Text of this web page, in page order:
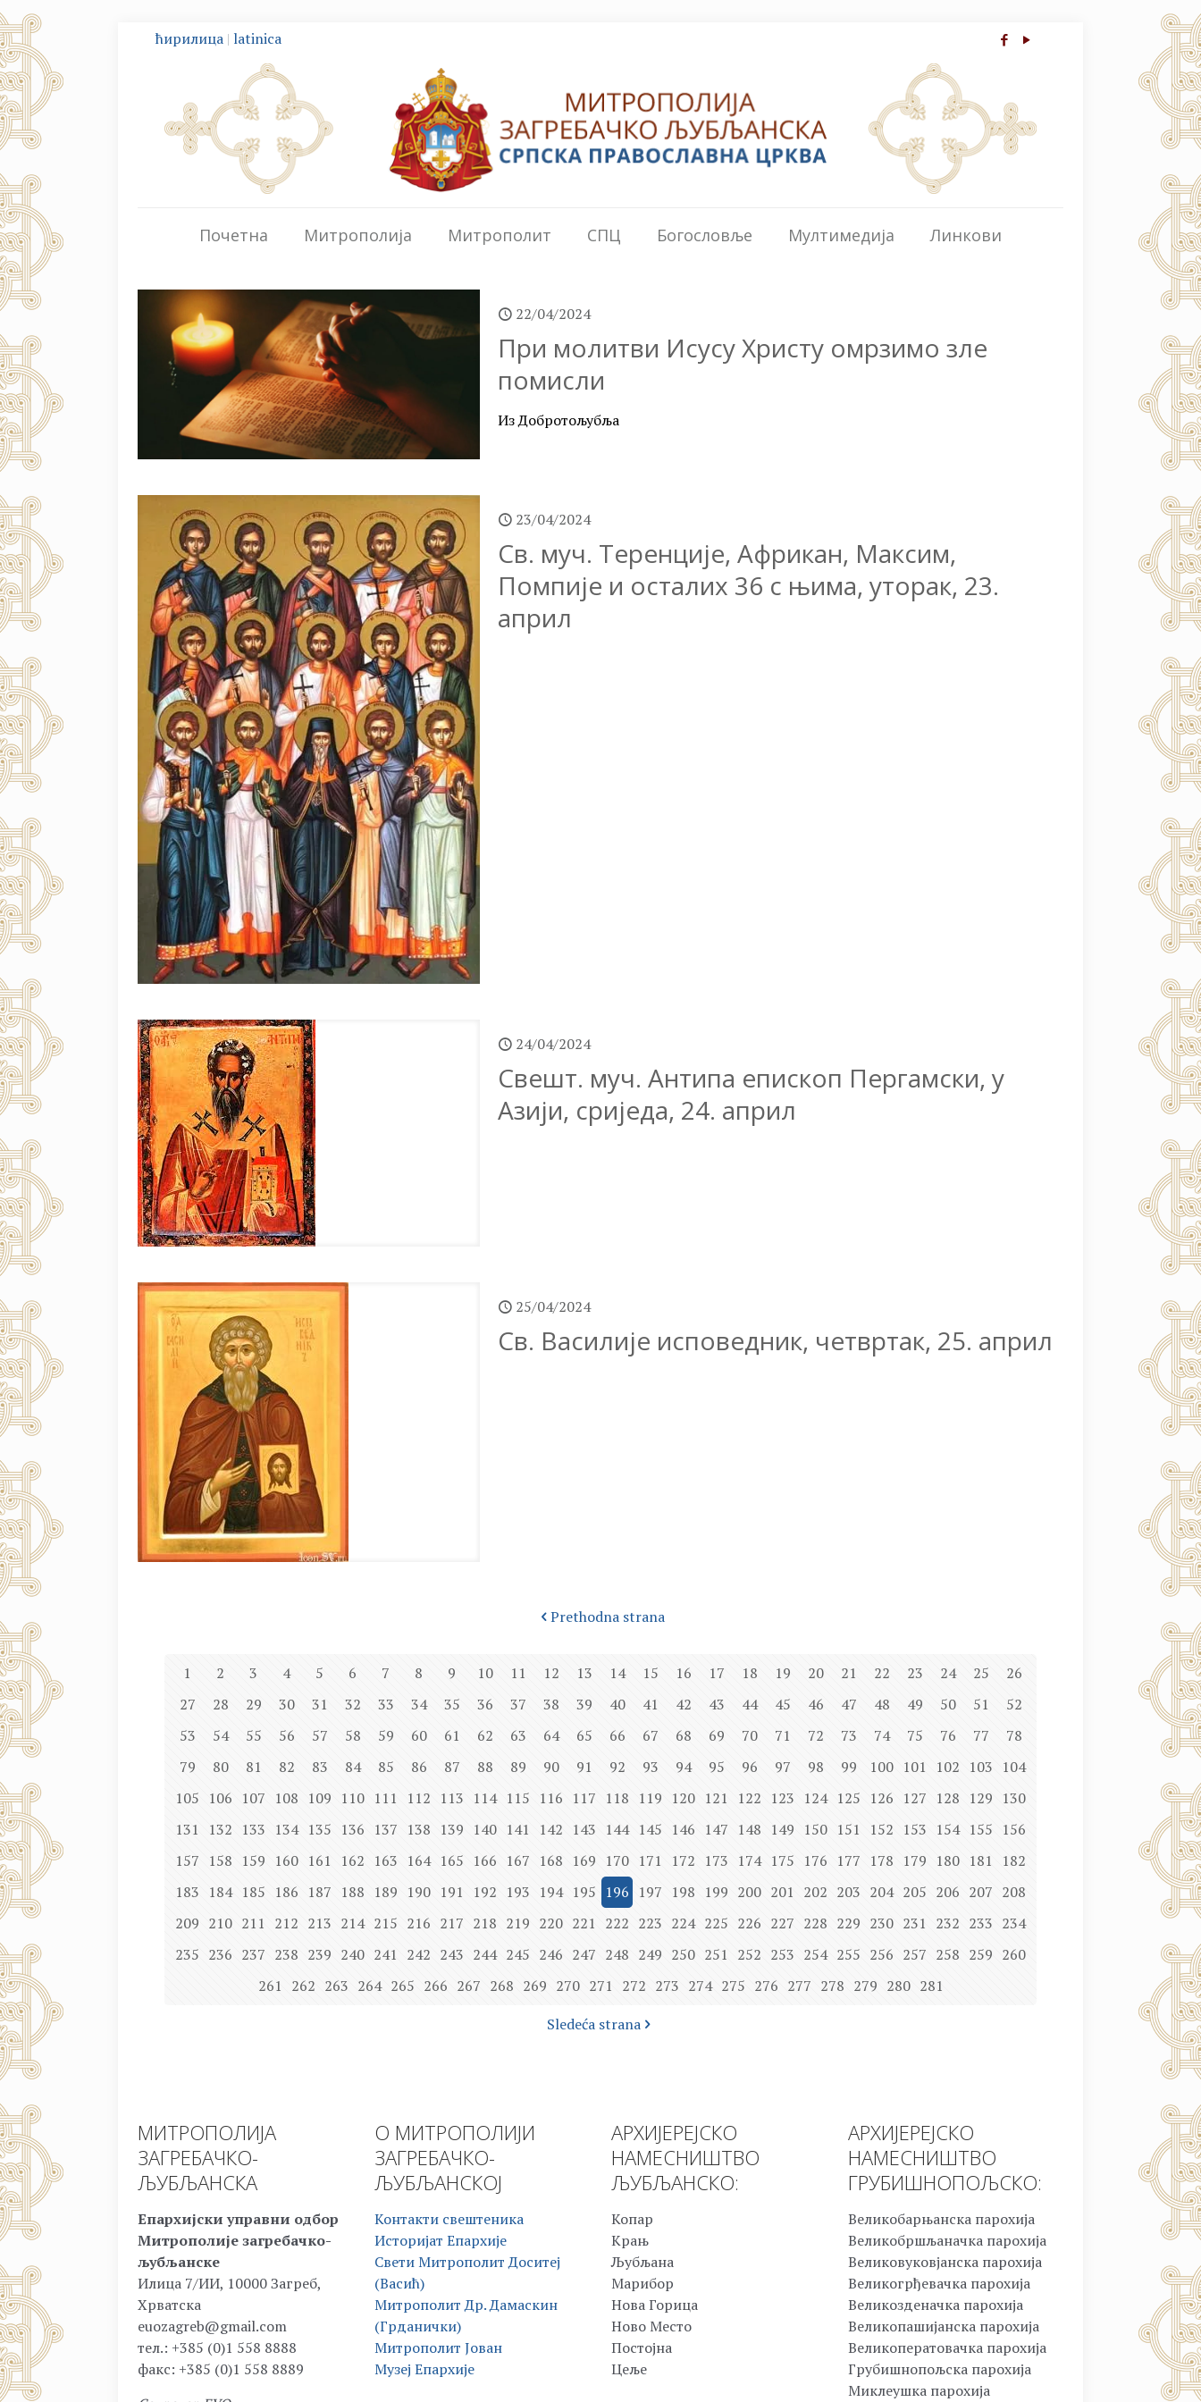
ћирилица | latinica
Почетна Митрополија Митрополит СПЦ Богословље Мултимедија Линкови
22/04/2024
При молитви Исусу Христу омрзимо зле
помисли
Из Добротољубља
23/04/2024
Св. муч. Теренције, Африкан, Максим,
Помпије и осталих 36 с њима, уторак, 23.
април
24/04/2024
Свешт. муч. Антипа епископ Пергамски, у
Азији, сриједа, 24. април
25/04/2024
Св. Василије исповедник, четвртак, 25. април
Prethodna strana
1 2 3 4 5 6 7 8 9 10 11 12 13 14 15 16 17 18 19 20 21 22 23 24 25
26
27
28 29 30 31 32 33 34 35 36 37 38 39 40 41 42 43 44 45 46 47 48 49 50 51
52
53
54 55 56 57 58 59 60 61 62 63 64 65 66 67 68 69 70 71 72 73 74 75 76 77
78
79
80 81 82 83 84 85 86 87 88 89 90 91 92 93 94 95 96 97 98 99 100 101 102 103 104
105 106 107 108 109 110 111 112 113 114 115 116 117 118 119 120 121 122 123 124 125 126 127 128 129 130
131
132 133 134 135 136 137 138 139 140 141 142 143 144 145 146 147 148 149 150 151 152 153 154 155 156
157 158 159 160 161 162 163 164 165 166 167 168 169 170 171 172 173 174 175 176 177 178 179 180 181
182
183 184 185 186 187 188 189 190 191 192 193 194 195 196 197 198 199 200 201 202 203 204 205 206 207 208
209 210 211 212 213 214 215 216 217 218 219 220 221 222 223 224 225 226 227 228 229 230 231 232 233 234
235 236 237 238 239 240 241 242 243 244 245 246 247 248 249 250 251 252 253 254 255 256 257 258 259 260
261 262 263 264 265 266 267 268 269 270 271 272 273 274 275 276 277 278 279 280 281
Sledeća strana
МИТРОПОЛИЈА
ЗАГРЕБАЧКО-
ЉУБЉАНСКА
Епархијски управни одбор
Митрополије загребачко-
љубљанске
Илица 7/ИИ, 10000 Загреб,
Хрватска
euozagreb@gmail.com
тел.: +385 (0)1 558 8888
факс: +385 (0)1 558 8889
О МИТРОПОЛИЈИ
ЗАГРЕБАЧКО-
ЉУБЉАНСКОЈ
Контакти свештеника
Историјат Епархије
Свети Митрополит Доситеј
(Васић)
Митрополит Др. Дамаскин
(Грданички)
Митрополит Јован
Музеј Епархије
АРХИЈЕРЕЈСКО
НАМЕСНИШТВО
ЉУБЉАНСКО:
Копар
Крањ
Љубљана
Марибор
Нова Горица
Ново Место
Постојна
Цеље
АРХИЈЕРЕЈСКО
НАМЕСНИШТВО
ГРУБИШНОПОЉСКО:
Великобарњанска парохија
Великобршљаначка парохија
Великовуковјанска парохија
Великогрђевачка парохија
Великозденачка парохија
Великопашијанска парохија
Великоператовачка парохија
Грубишнопољска парохија
Миклеушка парохија